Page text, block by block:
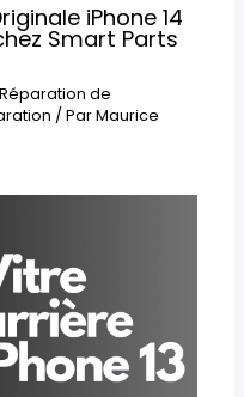
iPhone 14
Smart Parts
Réparation de
/ ParMaurice